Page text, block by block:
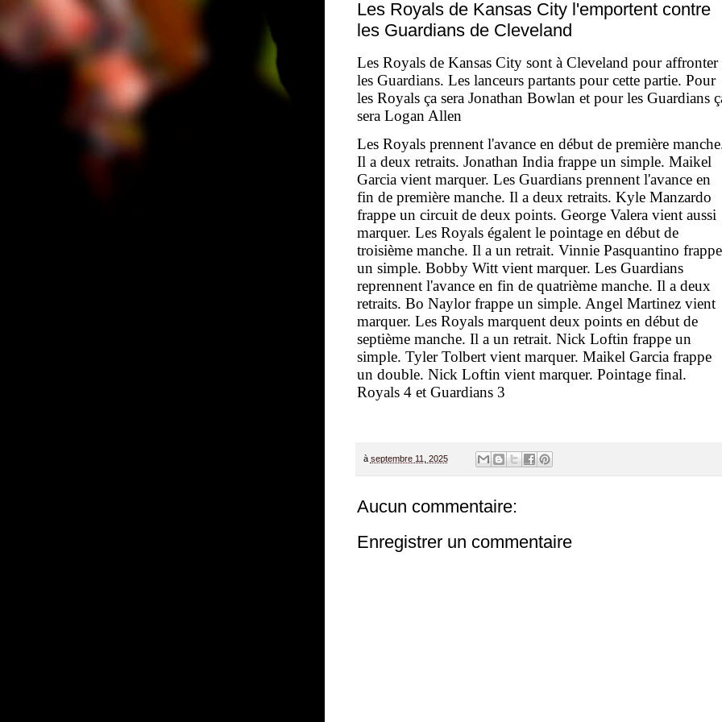
Les Royals de Kansas City l'emportent contre
les Guardians de Cleveland
Les Royals de Kansas City sont à Cleveland pour affronter
les Guardians. Les lanceurs partants pour cette partie. Pour
les Royals ça sera Jonathan Bowlan et pour les Guardians
sera Logan Allen
Les Royals prennent l'avance en début de première
Il a deux retraits. Jonathan India frappe un simple. Maikel
Garcia vient marquer. Les Guardians prennent l'avance en
fin de première manche. Il a deux retraits. Kyle Manzardo
frappe un circuit de deux points. George Valera vient aussi
marquer. Les Royals égalent le pointage en début de
troisième manche. Il a un retrait. Vinnie Pasquantino frappe
un simple. Bobby Witt vient marquer. Les Guardians
reprennent l'avance en fin de quatrième manche. Il a deux
retraits. Bo Naylor frappe un simple. Angel Martinez vient
marquer. Les Royals marquent deux points en début de
septième manche. Il a un retrait. Nick Loftin frappe un
simple. Tyler Tolbert vient marquer. Maikel Garcia frappe
un double. Nick Loftin vient marquer. Pointage final.
Royals 4 et Guardians 3
à septembre 11, 2025
Aucun commentaire:
Enregistrer un commentaire